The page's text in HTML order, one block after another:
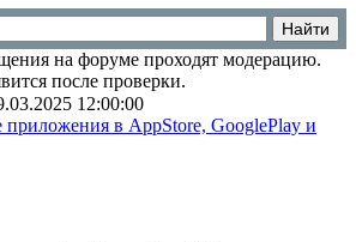
на форуме проходят модерацию.
после проверки.
12:00:00
в AppStore, GooglePlay и